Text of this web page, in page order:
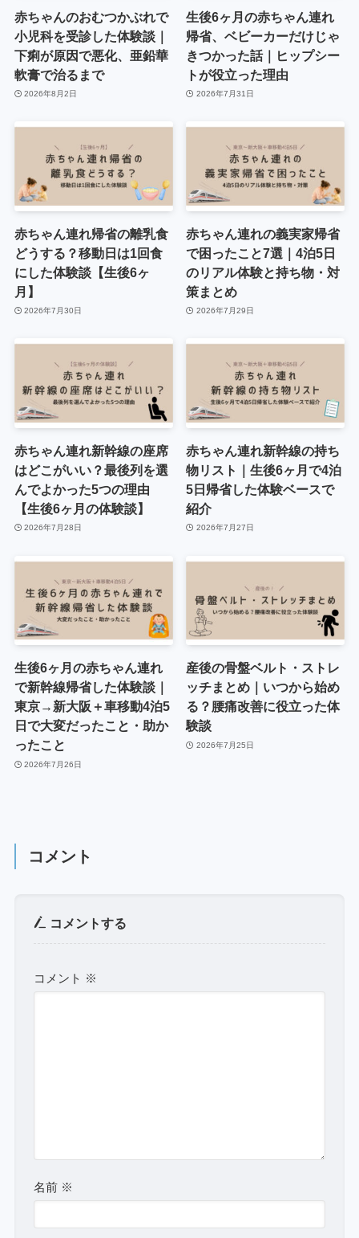
赤ちゃんのおむつかぶれで
小児科を受診した体験談｜
下痢が原因で悪化、亜鉛華
軟膏で治るまで
2026年8月2日
生後6ヶ月の赤ちゃん連れ
帰省、ベビーカーだけじゃ
きつかった話｜ヒップシー
トが役立った理由
2026年7月31日
赤ちゃん連れ帰省の離乳食
どうする？移動日は1回食
にした体験談【生後6ヶ
月】
2026年7月30日
赤ちゃん連れの義実家帰省
で困ったこと7選｜4泊5日
のリアル体験と持ち物・対
策まとめ
2026年7月29日
赤ちゃん連れ新幹線の座席
はどこがいい？最後列を選
んでよかった5つの理由
【生後6ヶ月の体験談】
2026年7月28日
赤ちゃん連れ新幹線の持ち
物リスト｜生後6ヶ月で4泊
5日帰省した体験ベースで
紹介
2026年7月27日
生後6ヶ月の赤ちゃん連れ
で新幹線帰省した体験談｜
東京→新大阪＋車移動4泊5
日で大変だったこと・助か
ったこと
2026年7月26日
産後の骨盤ベルト・ストレ
ッチまとめ｜いつから始め
る？腰痛改善に役立った体
験談
2026年7月25日
コメント
コメントする
コメント ※
名前 ※